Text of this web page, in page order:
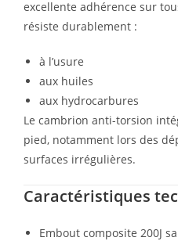
excellente adhérence sur
résiste durablement :
à l’usure
aux huiles
aux hydrocarbures
Le cambrion anti-torsion
pied, notamment lors des
surfaces irrégulières.
Caractéristiques
Embout composite 200J